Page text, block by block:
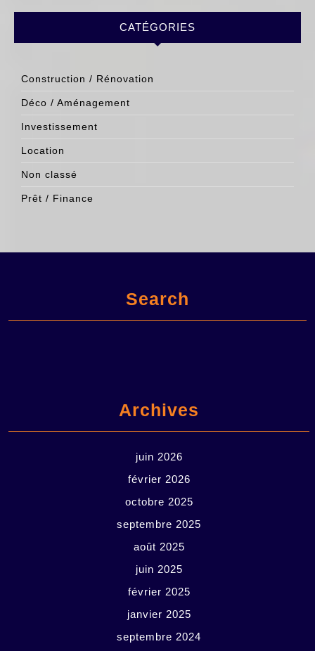
CATÉGORIES
Construction / Rénovation
Déco / Aménagement
Investissement
Location
Non classé
Prêt / Finance
Search
Archives
juin 2026
février 2026
octobre 2025
septembre 2025
août 2025
juin 2025
février 2025
janvier 2025
septembre 2024